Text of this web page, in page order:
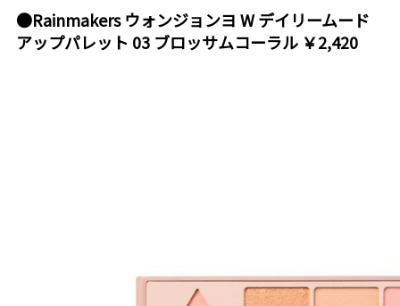
●Rainmakers ウォンジョンヨ W デイリームード
アップパレット 03 ブロッサムコーラル ￥2,420